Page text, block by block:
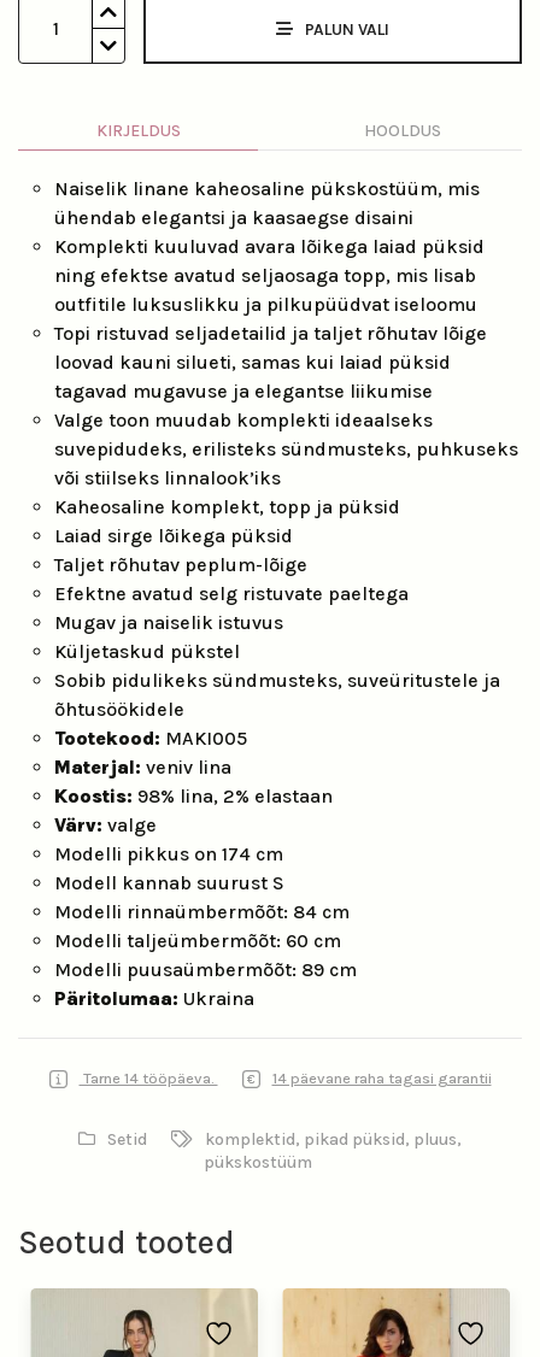
1 PALUN VALI
KIRJELDUS HOOLDUS
Naiselik linane kaheosaline pükskostüüm, mis
ühendab elegantsi ja kaasaegse disaini
Komplekti kuuluvad avara lõikega laiad püksid
ning efektse avatud seljaosaga topp, mis lisab
outfitile luksuslikku ja pilkupüüdvat iseloomu
Topi ristuvad seljadetailid ja taljet rõhutav lõige
loovad kauni silueti, samas kui laiad püksid
tagavad mugavuse ja elegantse liikumise
Valge toon muudab komplekti ideaalseks
suvepidudeks, erilisteks sündmusteks, puhkuseks
või stiilseks linnalook’iks
Kaheosaline komplekt, topp ja püksid
Laiad sirge lõikega püksid
Taljet rõhutav peplum-lõige
Efektne avatud selg ristuvate paeltega
Mugav ja naiselik istuvus
Küljetaskud pükstel
Sobib pidulikeks sündmusteks, suveüritustele ja
õhtusöökidele
Tootekood: MAKI005
Materjal: veniv lina
Koostis: 98% lina, 2% elastaan
Värv: valge
Modelli pikkus on 174 cm
Modell kannab suurust S
Modelli rinnaümbermõõt: 84 cm
Modelli taljeümbermõõt: 60 cm
Modelli puusaümbermõõt: 89 cm
Päritolumaa: Ukraina
Tarne 14 tööpäeva. 14 päevane raha tagasi garantii
Setid komplektid, pikad püksid, pluus,
pükskostüüm
Seotud tooted